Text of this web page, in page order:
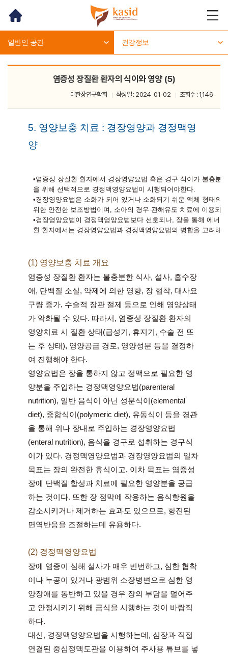
메뉴
열기
일반인 공간 건강정보
염증성 장질환 환자의 식이와 영양 (5)
대한장연구학회 작성일 : 2024-01-02 조회수 : 1,146
5. 영양보충 치료 : 경장영양과 경정맥영
양
•염증성 장질환 환자에서 경장영양요법 혹은 경구 식이가 불충분
을 위해 선택적으로 경정맥영양요법이 시행되어야한다.
•경장영양요법은 소화가 되어 있거나 소화되기 쉬운 액체 형태
위한 안전한 보조방법이며, 소아의 경우 관해유도 치료에 이용되
•경장영양요법이 경정맥영양요법보다 선호되나, 장을 통해 에너
환 환자에서는 경장영양요법과 경정맥영양요법의 병합을 고려해
(1) 영양보충 치료 개요
염증성 장질환 환자는 불충분한 식사, 설사, 흡수장
애, 단백질 소실, 약제에 의한 영향, 장 협착, 대사요
구량 증가, 수술적 장관 절제 등으로 인해 영양상태
가 악화될 수 있다. 따라서, 염증성 장질환 환자의
영양치료 시 질환 상태(급성기, 휴지기, 수술 전 또
는 후 상태), 영양공급 경로, 영양성분 등을 결정하
여 진행해야 한다.
영양요법은 장을 통하지 않고 정맥으로 필요한 영
양분을 주입하는 경정맥영양요법(parenteral
nutrition), 일반 음식이 아닌 성분식이(elemental
diet), 중합식이(polymeric diet), 유동식이 등을 경관
을 통해 위나 장내로 주입하는 경장영양요법
(enteral nutrition), 음식을 경구로 섭취하는 경구식
이가 있다. 경정맥영양요법과 경장영양요법의 일차
목표는 장의 완전한 휴식이고, 이차 목표는 염증성
장에 단백질 합성과 치료에 필요한 영양분을 공급
하는 것이다. 또한 장 점막에 작용하는 음식항원을
감소시키거나 제거하는 효과도 있으므로, 항진된
면역반응을 조절하는데 유용하다.
(2) 경정맥영양요법
장에 염증이 심해 설사가 매우 빈번하고, 심한 협착
이나 누공이 있거나 광범위 소장병변으로 심한 영
양장애를 동반하고 있을 경우 장의 부담을 덜어주
고 안정시키기 위해 금식을 시행하는 것이 바람직
하다.
대신, 경정맥영양요법을 시행하는데, 심장과 직접
연결된 중심정맥도관을 이용하여 주사용 튜브를 넣